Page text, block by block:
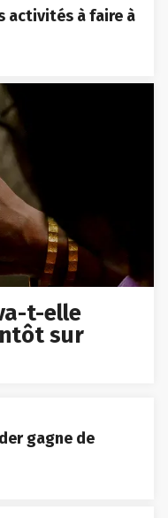
activités à faire à
t-elle
sur
gagne de